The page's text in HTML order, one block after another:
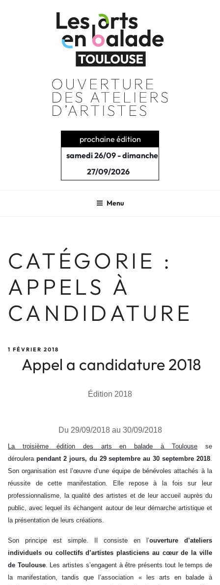
prochaine édition
samedi 26/09 - dimanche
27/09/2026
Menu
CATÉGORIE :
APPELS À
CANDIDATURE
PUBLIÉ
1 FÉVRIER 2018
Appel a candidature 2018
Édition 2018
Du 29/09/2018 au 30/09/2018
La troisième édition des arts en balade à Toulouse se
déroulera pendant 2 jours, du 29 septembre au 30 septembre 2018
Son organisation est l’œuvre d’une équipe de bénévoles attachés à la
réussite de cette manifestation. Elle repose à la fois sur leur
professionnalisme, la qualité des artistes et de leur accueil auprès du
public, avec lequel ils échangent autour de leur démarche artistique et
la présentation de leurs créations.
Son principe est simple. Il consiste en l’ouverture d’ateliers
individuels ou collectifs d’artistes plasticiens au cœur de la ville
de Toulouse. Les artistes s’engagent à être présents tout le temps de
la manifestation, tandis que l’association « les arts en balade à